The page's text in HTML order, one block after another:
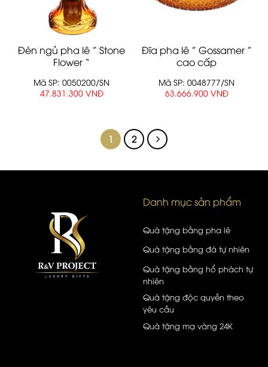
Đèn ngủ pha lê ” Stone
Flower “
Mã SP: 0050200/SN
47.831.300 VNĐ
Đĩa pha lê ” Gossamer ”
cao cấp
Mã SP: 0048777/SN
63.666.900 VNĐ
1 2
Danh mục sản phẩm
Quà tặng bằng pha lê
Quà tặng bằng đá tự nhiên
Quà tặng bằng hổ phách tự
nhiên
Quà tặng độc quyền theo
yêu cầu
Quà tặng mạ vàng 24K